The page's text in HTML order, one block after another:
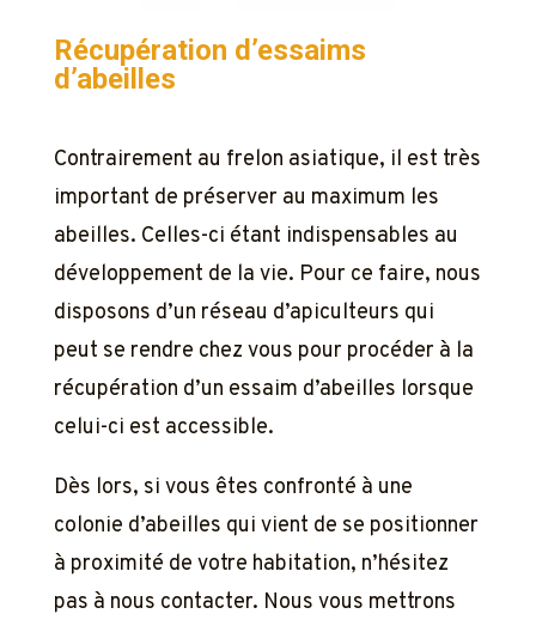
Récupération d’essaims
d’abeilles
Contrairement au frelon asiatique, il est très
important de préserver au maximum les
abeilles. Celles-ci étant indispensables au
développement de la vie. Pour ce faire, nous
disposons d’un réseau d’apiculteurs qui
peut se rendre chez vous pour procéder à la
récupération d’un essaim d’abeilles lorsque
celui-ci est accessible.
Dès lors, si vous êtes confronté à une
colonie d’abeilles qui vient de se positionner
à proximité de votre habitation, n’hésitez
pas à nous contacter. Nous vous mettrons